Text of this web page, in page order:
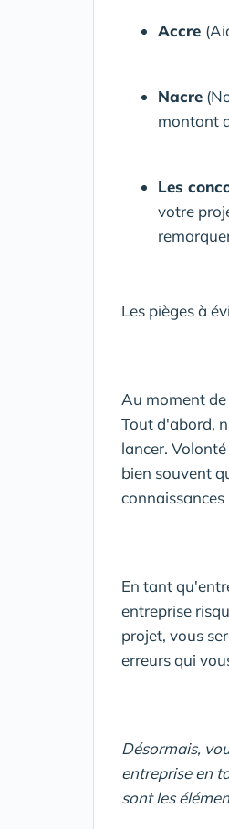
Accre
Nacre
montant
Les
votre
Les pièges à
Au moment
Tout d'abord,
lancer.
bien souvent
En tant
entreprise
projet, vous
erreurs qui
Désormais,
entreprise en
sont les